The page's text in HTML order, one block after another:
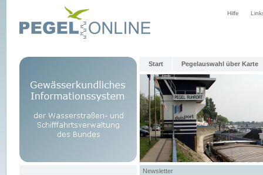
Hilfe
Start Pegelauswahl über Karte
Newsletter